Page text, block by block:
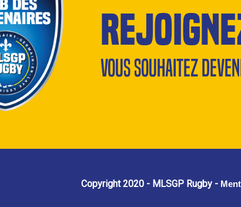
Vous souhaitez
Copyright 2020 - MLSGP Rugby -